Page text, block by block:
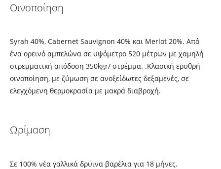
Οινοποίηση
Syrah 40%, Cabernet Sauvignon 40% και Merlot 20%. Από
ένα ορεινό αµπελώνα σε υψόμετρο 520 μέτρων µε χαµηλή
στρεµµατική απόδοση 350kgr/ στρέµµα. .Κλασική ερυθρή
οινοποίηση, με ζύμωση σε ανοξείδωτες δεξαμενές, σε
ελεγχόμενη θερμοκρασία με μακρά διαβροχή.
Ωρίμαση
Σε 100% νέα γαλλικά δρύινα βαρέλια για 18 μήνες.